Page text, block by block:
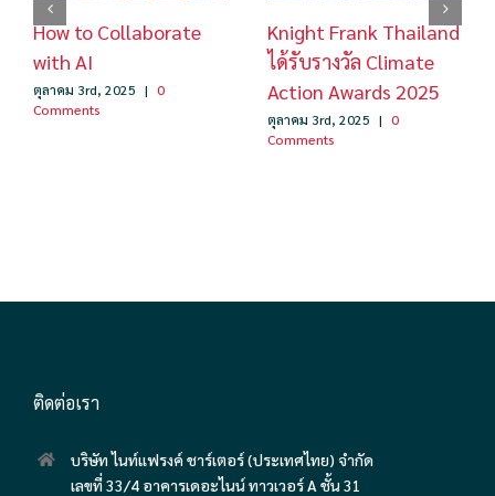
How to Collaborate
with AI
ตุลาคม 3rd, 2025 | 0
Comments
Knight Frank Thailand
ได้รับรางวัล Climate
Action Awards 2025
ตุลาคม 3rd, 2025 | 0
Comments
ติดต่อเรา
บริษัท ไนท์แฟรงค์ ชาร์เตอร์ (ประเทศไทย) จำกัด
เลขที่ 33/4 อาคารเดอะไนน์ ทาวเวอร์ A ชั้น 31